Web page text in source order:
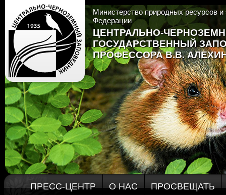
Министерство природных ресурсов и
Федерации
ЦЕНТРАЛЬНО-
ГОСУДАРСТВЕННЫЙ
ПРОФЕССОРА В.В.
ПРЕСС-ЦЕНТР О НАС ПРОСВЕЩАТЬ